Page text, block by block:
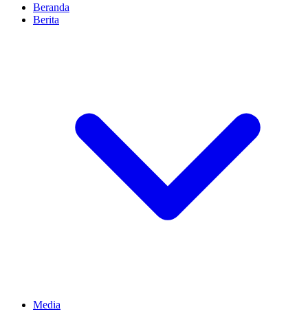
Beranda
Berita
Media